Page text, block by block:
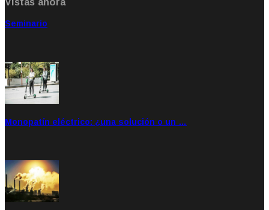
Seminario
Monopatín eléctrico: ¿una solución o un …